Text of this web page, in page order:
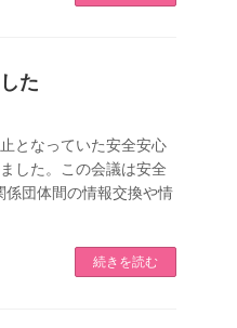
た
となっていた安全安心
した。この会議は安全
団体間の情報交換や情
続きを読む